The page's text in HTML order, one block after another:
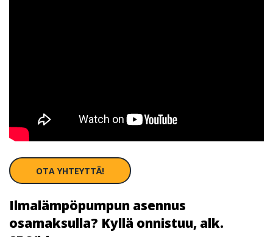
OTA YHTEYTTÄ!
Ilmalämpöpumpun asennus
osamaksulla? Kyllä onnistuu, alk.